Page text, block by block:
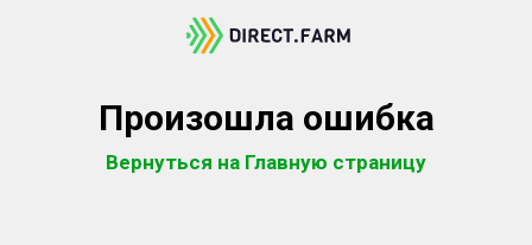
Произошла ошибка
Вернуться на Главную страницу